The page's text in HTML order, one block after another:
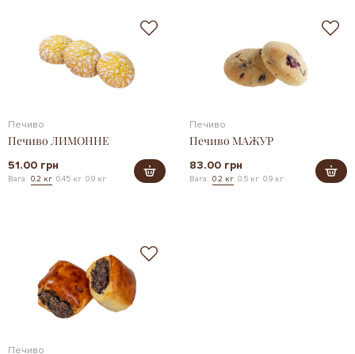
Печиво
Печиво ЛИМОННЕ
51.00 грн
Вага: 0.2 кг 0.45 кг 0.9 кг
Печиво
Печиво МАЖУР
83.00 грн
Вага: 0.2 кг 0.5 кг 0.9 кг
Печиво